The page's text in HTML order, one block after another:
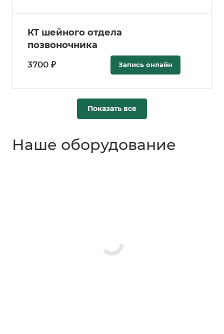
КТ шейного отдела
позвоночника
3700 ₽ Запись онлайн
Показать все
Наше оборудование